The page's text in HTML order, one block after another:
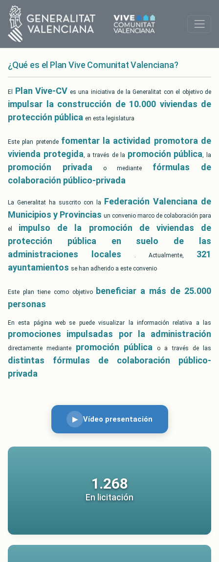
¿Qué es el Plan Vive Comunitat Valenciana?
El Plan Vive-CV es una iniciativa de la Generalitat con el objetivo de
impulsar la construcción de 10.000 viviendas de
protección pública en esta legislatura
Este plan pretende fomentar la actividad promotora de
vivienda protegida , a través de la promoción pública , la
promoción privada o mediante fórmulas de
colaboración público-privada
La Generalitat ha suscrito con la Federación Valenciana de
Municipios y Provincias un convenio marco de colaboración para
el impulso de la promoción de viviendas de
protección pública en suelo de las
administraciones locales
. Actualmente, 321
ayuntamientos se han adherido a este convenio
Este plan tiene como objetivo beneficiar a más de 25.000
personas
En esta página web se puede visualizar la información relativa a las
promociones impulsadas por la administración
directamente mediante promoción pública o a través de las
distintas fórmulas de colaboración público-
privada
▶ Vídeo presentación
1.268
En licitación